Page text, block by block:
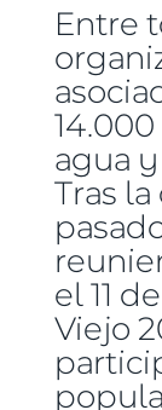
Entre
agua
Tras
el 11
Viejo